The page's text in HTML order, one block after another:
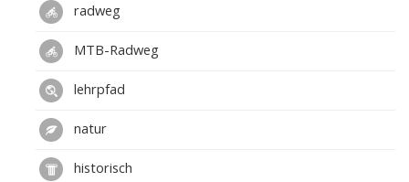
radweg
MTB-Radweg
lehrpfad
natur
historisch